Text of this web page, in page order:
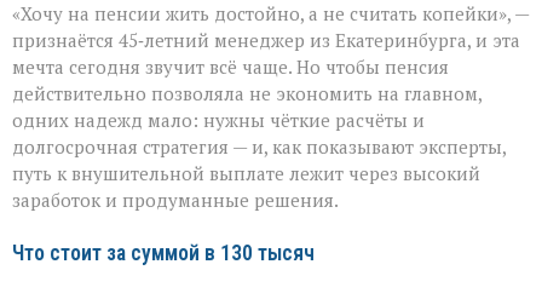
мечты:
что
нужно,
чтобы
получать
130
тысяч
рублей
«Хочу на пенсии жить достойно, а не считать копейки», —
признаётся 45‑летний менеджер из Екатеринбурга, и эта
мечта сегодня звучит всё чаще. Но чтобы пенсия
действительно позволяла не экономить на главном,
одних надежд мало: нужны чёткие расчёты и
долгосрочная стратегия — и, как показывают эксперты,
путь к внушительной выплате лежит через высокий
заработок и продуманные решения.
Что стоит за суммой в 130 тысяч